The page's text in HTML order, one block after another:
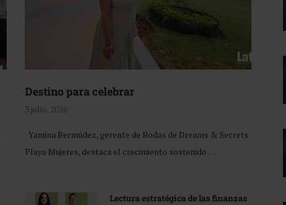
Destino para celebrar
3 julio, 2026
Yamina Bermúdez, gerente de Bodas de Dreams & Secrets
Playa Mujeres, destaca el crecimiento sostenido …
Lectura estratégica de las finanzas